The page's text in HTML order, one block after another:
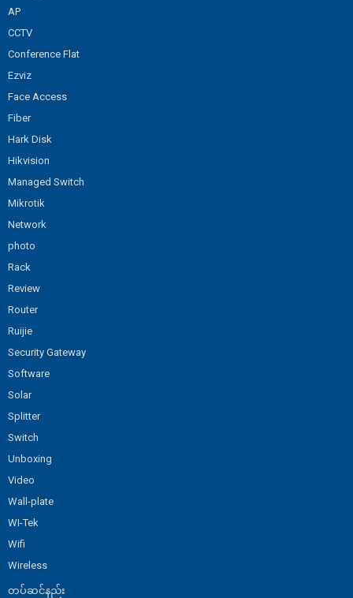
AP
CCTV
Conference Flat
Ezviz
Face Access
Fiber
Hark Disk
Hikvision
Managed Switch
Mikrotik
Network
photo
Rack
Review
Router
Ruijie
Security Gateway
Software
Solar
Splitter
Switch
Unboxing
Video
Wall-plate
WI-Tek
Wifi
Wireless
တပ်ဆင်နည်း